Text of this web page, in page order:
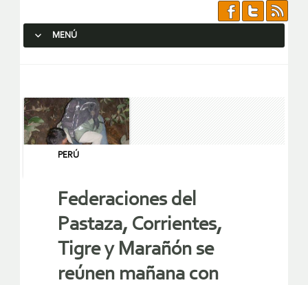
MENÚ
PERÚ
Federaciones del
Pastaza, Corrientes,
Tigre y Marañón se
reúnen mañana con